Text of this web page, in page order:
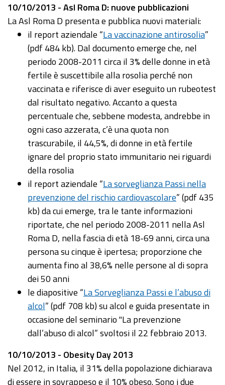
10/10/2013 - Asl Roma D: nuove pubblicazioni
La Asl Roma D presenta e pubblica nuovi materiali:
il report aziendale “La vaccinazione antirosolia”
(pdf 484 kb). Dal documento emerge che, nel
periodo 2008-2011 circa il 3% delle donne in età
fertile è suscettibile alla rosolia perché non
vaccinata e riferisce di aver eseguito un rubeotest
dal risultato negativo. Accanto a questa
percentuale che, sebbene modesta, andrebbe in
ogni caso azzerata, c’è una quota non
trascurabile, il 44,5%, di donne in età fertile
ignare del proprio stato immunitario nei riguardi
della rosolia
il report aziendale “La sorveglianza Passi nella
prevenzione del rischio cardiovascolare” (pdf 435
kb) da cui emerge, tra le tante informazioni
riportate, che nel periodo 2008-2011 nella Asl
Roma D, nella fascia di età 18-69 anni, circa una
persona su cinque è ipertesa; proporzione che
aumenta fino al 38,6% nelle persone al di sopra
dei 50 anni
le diapositive “La Sorveglianza Passi e l’abuso di
alcol” (pdf 708 kb) su alcol e guida presentate in
occasione del seminario "La prevenzione
dall’abuso di alcol” svoltosi il 22 febbraio 2013.
10/10/2013 - Obesity Day 2013
Nel 2012, in Italia, il 31% della popolazione dichiarava
di essere in sovrappeso e il 10% obeso. Sono i due